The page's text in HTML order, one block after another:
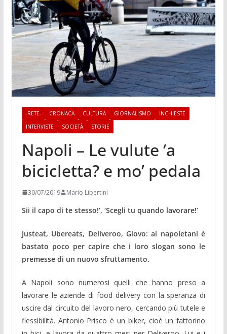
-RETE- CRONACA CULTURA GIORNALISMO
INCHIESTE
INTERVISTE
SOCIETÀ STORIE
Napoli – Le vulute ‘a
bicicletta? e mo’ pedala
30/07/2019 Mario Libertini
Sii il capo di te stesso!’, ‘Scegli tu quando lavorare!’
Justeat, Ubereats, Deliveroo, Glovo: ai napoletani è
bastato poco per capire che i loro slogan sono le
premesse di un nuovo sfruttamento.
A Napoli sono numerosi quelli che hanno preso a
lavorare le aziende di food delivery con la speranza di
uscire dal circuito del lavoro nero, cercando più tutele e
flessibilità. Antonio Prisco è un biker, cioè un fattorino